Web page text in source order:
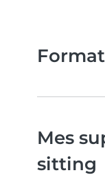
Mes
sitting